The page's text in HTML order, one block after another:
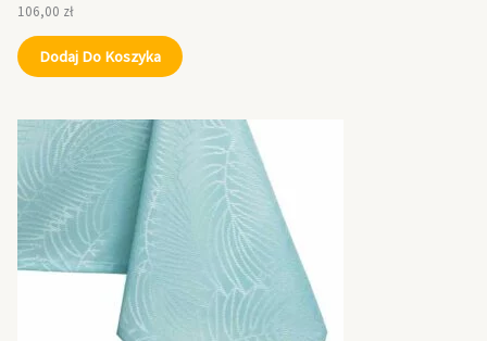
106,00 zł
Dodaj Do Koszyka